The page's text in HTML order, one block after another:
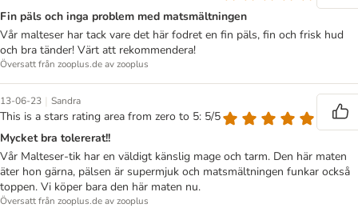
Fin päls och inga problem med matsmältningen
Vår malteser har tack vare det här fodret en fin päls, fin och frisk hud
och bra tänder! Värt att rekommendera!
Översatt från zooplus.de av zooplus
13-06-23 | Sandra
This is a stars rating area from zero to 5: 5/5
Mycket bra tolererat!!
Vår Malteser-tik har en väldigt känslig mage och tarm. Den här maten
äter hon gärna, pälsen är supermjuk och matsmältningen funkar också
toppen. Vi köper bara den här maten nu.
Översatt från zooplus.de av zooplus